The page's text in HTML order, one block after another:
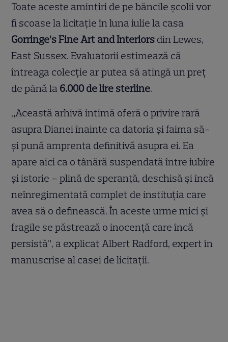
Toate aceste amintiri de pe băncile școlii vor
fi scoase la licitație în luna iulie la casa
Gorringe’s Fine Art and Interiors din Lewes,
East Sussex. Evaluatorii estimează că
întreaga colecție ar putea să atingă un preț
de până la 6.000 de lire sterline.
„Această arhivă intimă oferă o privire rară
asupra Dianei înainte ca datoria și faima să-
și pună amprenta definitivă asupra ei. Ea
apare aici ca o tânără suspendată între iubire
și istorie – plină de speranță, deschisă și încă
neînregimentată complet de instituția care
avea să o definească. În aceste urme mici și
fragile se păstrează o inocență care încă
persistă”, a explicat Albert Radford, expert în
manuscrise al casei de licitații.